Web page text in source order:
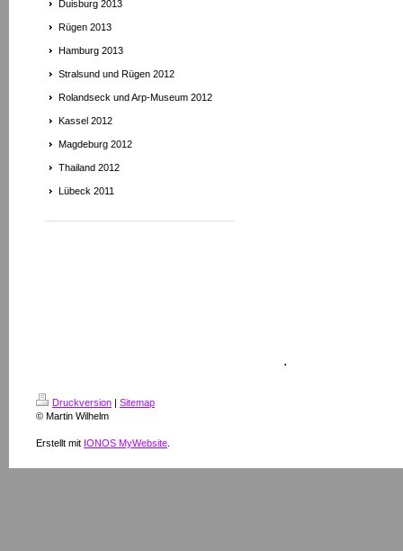
Duisburg 2013
Rügen 2013
Hamburg 2013
Stralsund und Rügen 2012
Rolandseck und Arp-Museum 2012
Kassel 2012
Magdeburg 2012
Thailand 2012
Lübeck 2011
.
Druckversion | Sitemap
© Martin Wilhelm
Erstellt mit IONOS MyWebsite